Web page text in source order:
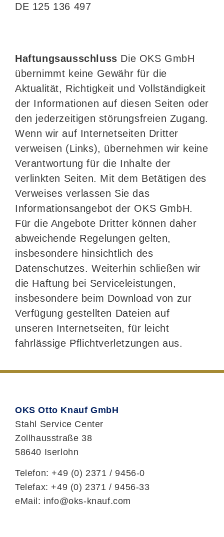
DE 125 136 497
Haftungsausschluss Die OKS GmbH
übernimmt keine Gewähr für die
Aktualität, Richtigkeit und Vollständigkeit
der Informationen auf diesen Seiten oder
den jederzeitigen störungsfreien Zugang.
Wenn wir auf Internetseiten Dritter
verweisen (Links), übernehmen wir keine
Verantwortung für die Inhalte der
verlinkten Seiten. Mit dem Betätigen des
Verweises verlassen Sie das
Informationsangebot der OKS GmbH.
Für die Angebote Dritter können daher
abweichende Regelungen gelten,
insbesondere hinsichtlich des
Datenschutzes. Weiterhin schließen wir
die Haftung bei Serviceleistungen,
insbesondere beim Download von zur
Verfügung gestellten Dateien auf
unseren Internetseiten, für leicht
fahrlässige Pflichtverletzungen aus.
OKS Otto Knauf GmbH
Stahl Service Center
Zollhausstraße 38
58640 Iserlohn
Telefon: +49 (0) 2371 / 9456-0
Telefax: +49 (0) 2371 / 9456-33
eMail: info@oks-knauf.com